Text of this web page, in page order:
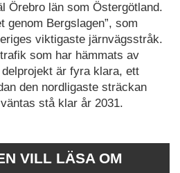
Örebro län som Östergötland.
genom Bergslagen”, som
viktigaste järnvägsstråk.
som har hämmats av
är fyra klara, ett
den nordligaste sträckan
stå klar år 2031.
VILL LÄSA OM